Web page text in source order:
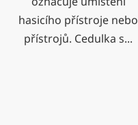
hasicího přístroje nebo
přístrojů. Cedulka s...